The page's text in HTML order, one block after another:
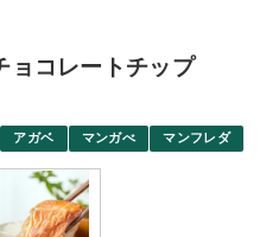
ョコレートチップ
アガベ マンガべ マンフレダ